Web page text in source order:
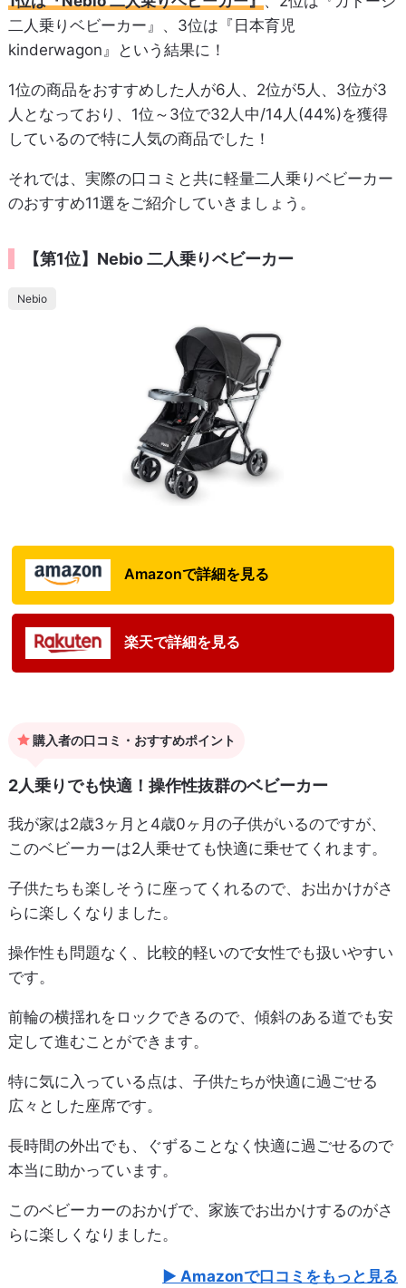
二人乗りベビーカー』、3位は『日本育児
kinderwagon』という結果に！
1位の商品をおすすめした人が6人、2位が5人、3位が3
人となっており、1位～3位で32人中/14人(44%)を獲得
しているので特に人気の商品でした！
それでは、実際の口コミと共に軽量二人乗りベビーカー
のおすすめ11選をご紹介していきましょう。
【第1位】Nebio 二人乗りベビーカー
Nebio
Amazonで詳細を見る
楽天で詳細を見る
購入者の口コミ・おすすめポイント
2人乗りでも快適！操作性抜群のベビーカー
我が家は2歳3ヶ月と4歳0ヶ月の子供がいるのですが、
このベビーカーは2人乗せても快適に乗せてくれます。
子供たちも楽しそうに座ってくれるので、お出かけがさ
らに楽しくなりました。
操作性も問題なく、比較的軽いので女性でも扱いやすい
です。
前輪の横揺れをロックできるので、傾斜のある道でも安
定して進むことができます。
特に気に入っている点は、子供たちが快適に過ごせる
広々とした座席です。
長時間の外出でも、ぐずることなく快適に過ごせるので
本当に助かっています。
このベビーカーのおかげで、家族でお出かけするのがさ
らに楽しくなりました。
Amazonで口コミをもっと見る